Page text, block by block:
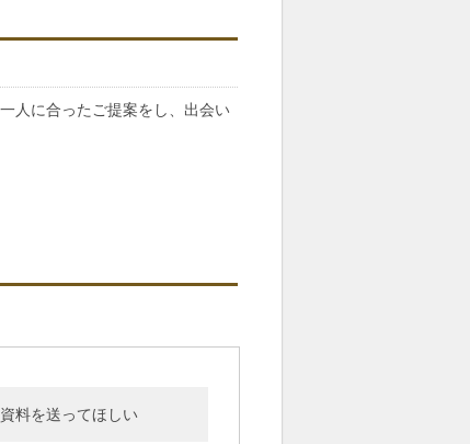
人に合ったご提案をし、出会い
資料を送ってほしい